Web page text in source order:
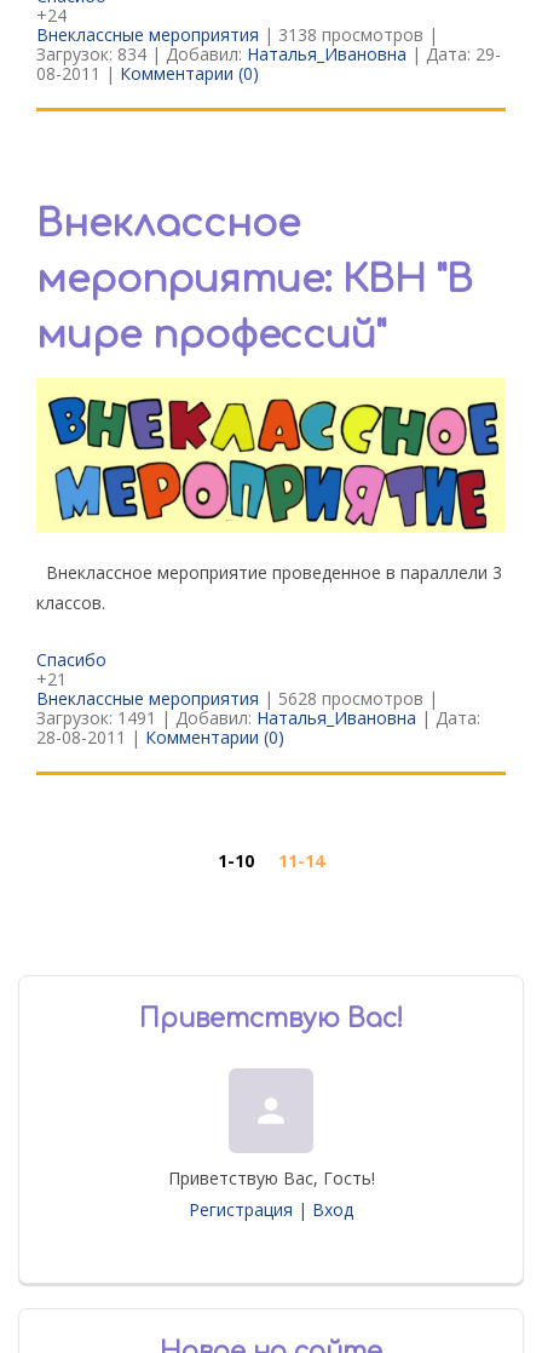
+24
Внеклассные мероприятия | 3138 просмотров |
Загрузок: 834 | Добавил: Наталья_Ивановна | Дата: 29-
08-2011 | Комментарии (0)
Внеклассное
мероприятие: КВН "В
мире профессий"
Внеклассное мероприятие проведенное в параллели 3
классов.
Спасибо
+21
Внеклассные мероприятия | 5628 просмотров |
Загрузок: 1491 | Добавил: Наталья_Ивановна | Дата:
28-08-2011 | Комментарии (0)
1-10 11-14
Приветствую Вас!
person
Приветствую Вас, Гость!
Регистрация | Вход